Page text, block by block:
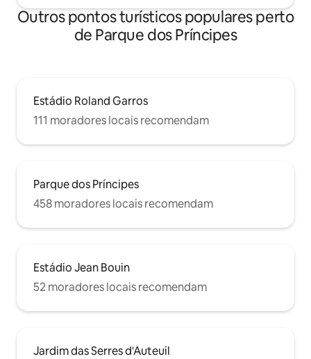
Outros pontos turísticos populares perto
de Parque dos Príncipes
Estádio Roland Garros
111 moradores locais recomendam
Parque dos Príncipes
458 moradores locais recomendam
Estádio Jean Bouin
52 moradores locais recomendam
Jardim das Serres d'Auteuil